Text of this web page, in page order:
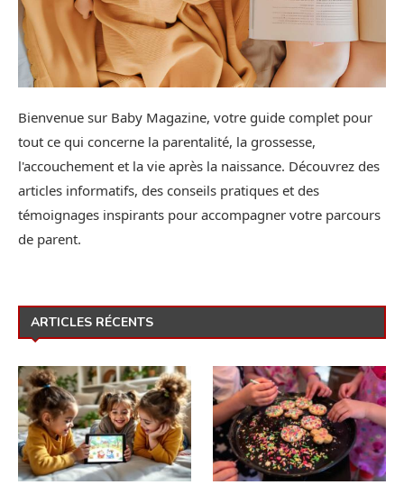
Bienvenue sur Baby Magazine, votre guide complet pour
tout ce qui concerne la parentalité, la grossesse,
l'accouchement et la vie après la naissance. Découvrez des
articles informatifs, des conseils pratiques et des
témoignages inspirants pour accompagner votre parcours
de parent.
ARTICLES RÉCENTS